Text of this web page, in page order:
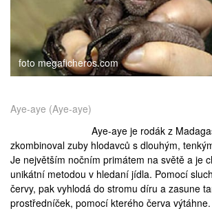
foto megaficheros.com
Aye-aye (Aye-aye)
Aye-aye je rodák z
zkombinoval zuby hlodavců s dlouhým,
Je největším nočním primátem na světě a je
unikátní metodou v hledaní jídla. Pomocí
červy, pak vyhlodá do stromu díru a zasune
prostředníček, pomocí kterého červa výtáhne.